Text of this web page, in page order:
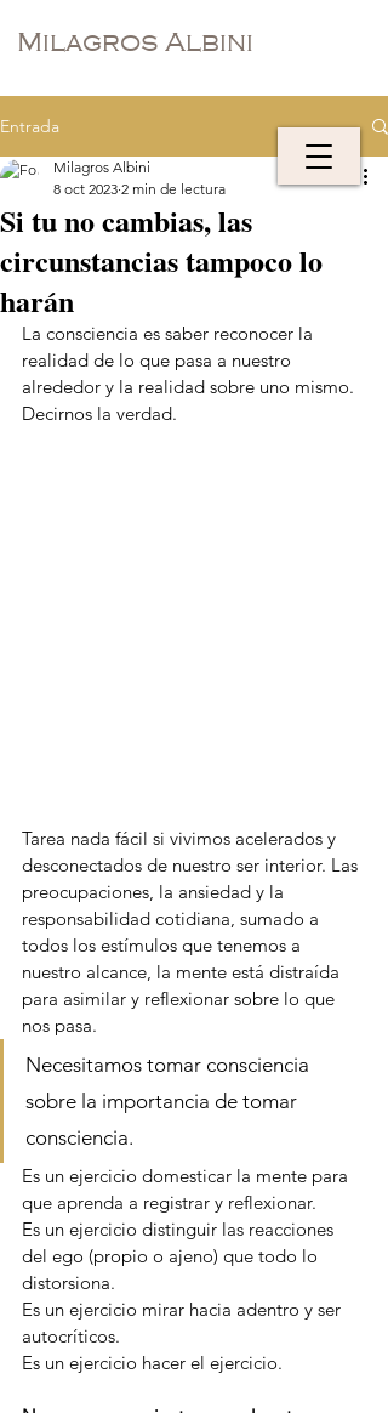
Milagros Albini
Entrada
Si tu no cambias, las
circunstancias tampoco lo
harán
Milagros Albini
8 oct 2023 2 min de lectura
La consciencia es saber reconocer la
realidad de lo que pasa a nuestro
alrededor y la realidad sobre uno mismo.
Decirnos la verdad.
Tarea nada fácil si vivimos acelerados y
desconectados de nuestro ser interior. Las
preocupaciones, la ansiedad y la
responsabilidad cotidiana, sumado a
todos los estímulos que tenemos a
nuestro alcance, la mente está distraída
para asimilar y reflexionar sobre lo que
nos pasa.
Necesitamos tomar consciencia
sobre la importancia de tomar
consciencia.
Es un ejercicio domesticar la mente para
que aprenda a registrar y reflexionar.
Es un ejercicio distinguir las reacciones
del ego (propio o ajeno) que todo lo
distorsiona.
Es un ejercicio mirar hacia adentro y ser
autocríticos.
Es un ejercicio hacer el ejercicio.